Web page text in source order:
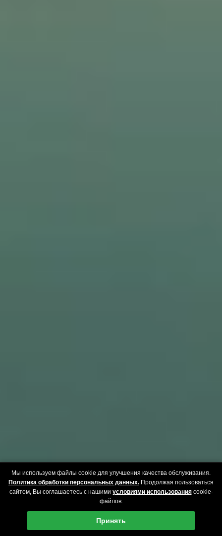
Мы используем файлы cookie для улучшения качества обслуживания.
Политика обработки персональных данных. Продолжая пользоваться
сайтом, Вы соглашаетесь с нашими условиями использованияcookie-
файлов.
Принять